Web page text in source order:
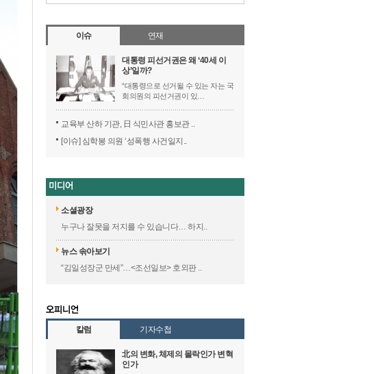
이슈 연재
대통령 피선거권은 왜 ‘40세 이
상’일까?
“대통령으로 선거될 수 있는 자는 국
회의원의 피선거권이 있…
교육부 산하 기관, 日 식민사관 홍보관 ..
[이슈] 심학봉 의원 ‘성폭행 사건일지..
소셜광장
누구나 잘못을 저지를 수 있습니다… 하지..
뉴스 솎아보기
“김일성장군 만세”…<조선일보> 호외판 ..
칼럼 기자수첩
北의 변화, 체제의 몰락인가 변혁
인가